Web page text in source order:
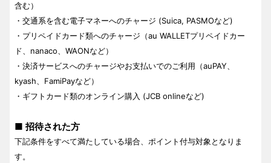
含む）
・交通系を含む電子マネーへのチャージ (Suica, PASMOなど)
・プリペイドカード類へのチャージ（au WALLETプリペイドカー
ド、nanaco、WAONなど）
・決済サービスへのチャージやお支払いでのご利用（auPAY、
kyash、FamiPayなど）
・ギフトカード類のオンライン購入 (JCB onlineなど)
■ 招待された方
下記条件をすべて満たしている場合、ポイント付与対象となりま
す。